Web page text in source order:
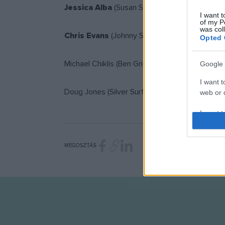
I want
of my
was
Opted
Google
I want
web or
I want
web or
Jessica Alba (Susan Storm)
Chris Evans (Johnny Storm)
Michael Chiklis (Ben Grimm)
Doug Jones (Silver Surfer)
MEGOSZTÁS